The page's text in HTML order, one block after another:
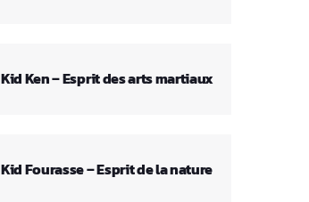
Kid Ken – Esprit des arts martiaux
Kid Fourasse – Esprit de la nature